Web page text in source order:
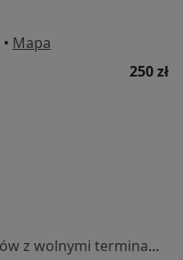
• Mapa
250 zł
Brak dostępnych specjalistów z wolnymi terminami w tym centrum medycznym.